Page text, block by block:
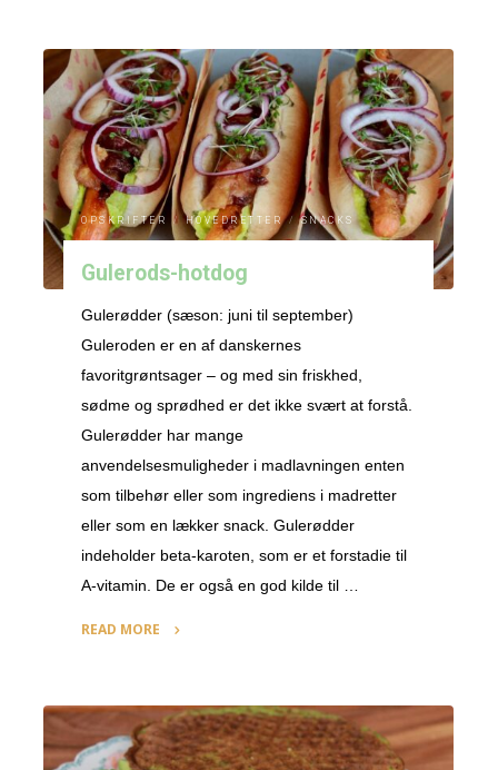
video"
OPSKRIFTER / HOVEDRETTER / SNACKS
Gulerods-hotdog
Gulerødder (sæson: juni til september)
Guleroden er en af danskernes
favoritgrøntsager – og med sin friskhed,
sødme og sprødhed er det ikke svært at forstå.
Gulerødder har mange
anvendelsesmuligheder i madlavningen enten
som tilbehør eller som ingrediens i madretter
eller som en lækker snack. Gulerødder
indeholder beta-karoten, som er et forstadie til
A-vitamin. De er også en god kilde til …
READ MORE